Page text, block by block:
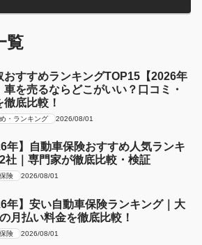
覧
おすすめランキングTOP15【2026年
車を売るならどこがいい？口コミ・
徹底比較！
・ランキング 2026/08/01
年】自動車保険おすすめ人気ランキ
社｜専門家が徹底比較・検証
険 2026/08/01
年】安い自動車保険ランキング｜大
月払い料金を徹底比較！
険 2026/08/01